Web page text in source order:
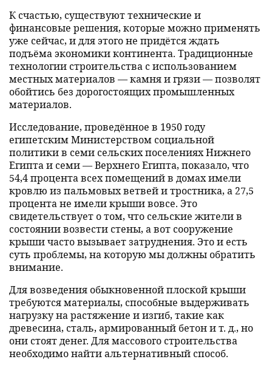
К счастью, существуют технические и
финансовые решения, которые можно применять
уже сейчас, и для этого не придётся ждать
подъёма экономики континента. Традиционные
технологии строительства с использованием
местных материалов — камня и грязи — позволят
обойтись без дорогостоящих промышленных
материалов.
Исследование, проведённое в 1950 году
египетским Министерством социальной
политики в семи сельских поселениях Нижнего
Египта и семи — Верхнего Египта, показало, что
54,4 процента всех помещений в домах имели
кровлю из пальмовых ветвей и тростника, а 27,5
процента не имели крыши вовсе. Это
свидетельствует о том, что сельские жители в
состоянии возвести стены, а вот сооружение
крыши часто вызывает затруднения. Это и есть
суть проблемы, на которую мы должны обратить
внимание.
Для возведения обыкновенной плоской крыши
требуются материалы, способные выдерживать
нагрузку на растяжение и изгиб, такие как
древесина, сталь, армированный бетон и т. д., но
они стоят денег. Для массового строительства
необходимо найти альтернативный способ.